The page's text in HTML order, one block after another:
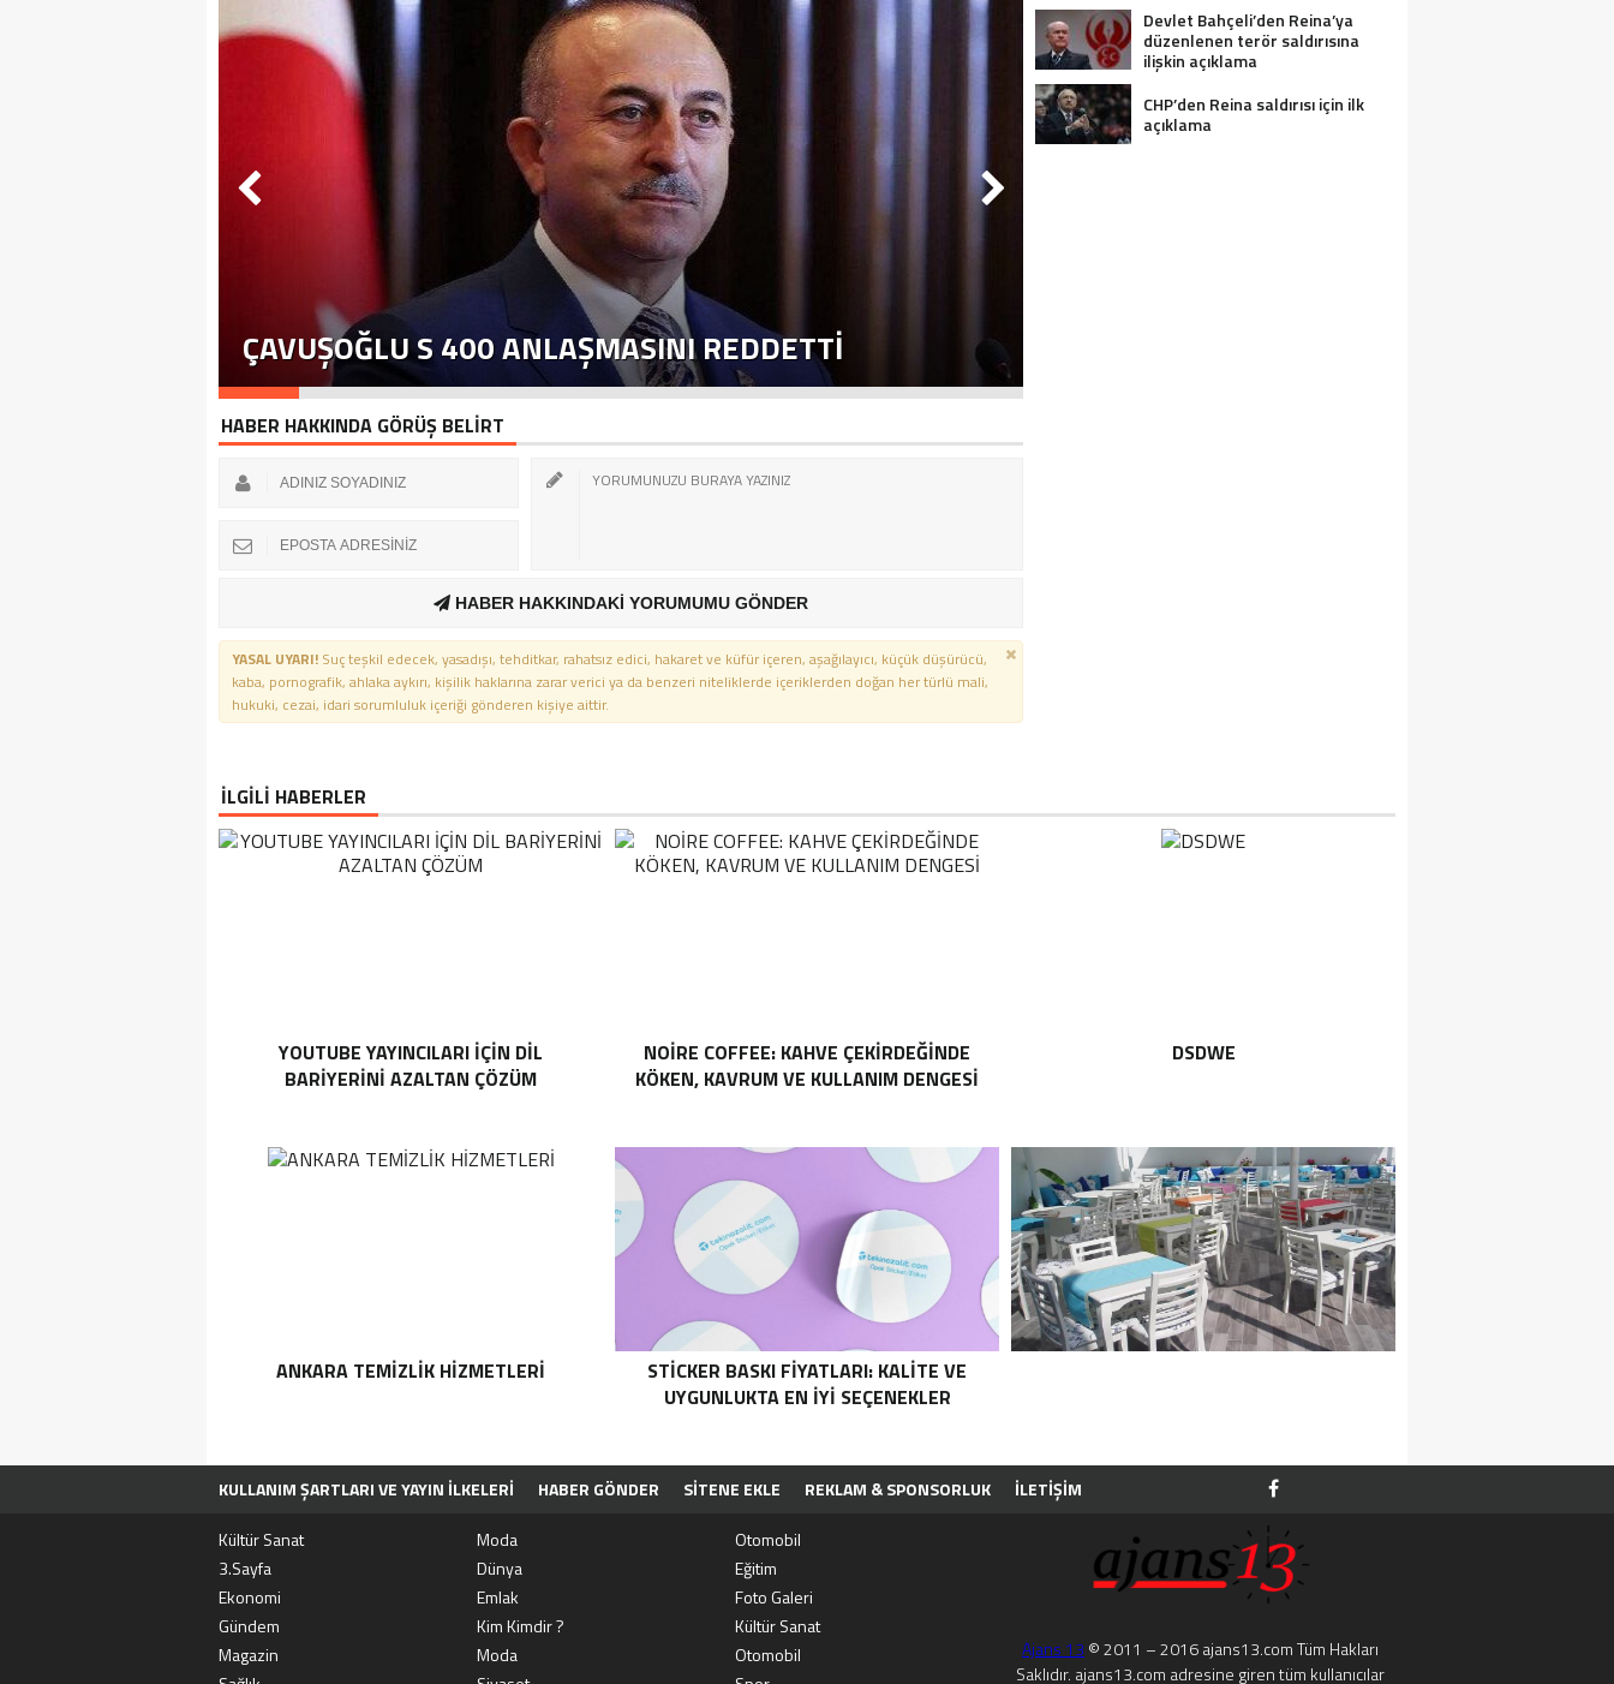
ÇAVUŞOĞLU S 400 ANLAŞMASINI REDDETTI
HABER HAKKINDA GÖRÜŞ BELİRT
HABER HAKKINDAKİ YORUMUMU GÖNDER
YASAL UYARI! Suç teşkil edecek, yasadışı, tehditkar, rahatsız edici, hakaret ve küfür içeren, aşağılayıcı, küçük düşürücü,
kaba, pornografik, ahlaka aykırı, kişilik haklarına zarar verici ya da benzeri niteliklerde içeriklerden doğan her türlü mali,
hukuki, cezai, idari sorumluluk içeriği gönderen kişiye aittir.
Devlet Bahçeli’den Reina’ya
düzenlenen terör saldırısına
ilişkin açıklama
CHP’den Reina saldırısı için ilk
açıklama
İLGİLİ HABERLER
YOUTUBE YAYINCILARI IÇIN DIL
BARIYERINI AZALTAN ÇÖZÜM
NOIRE COFFEE: KAHVE ÇEKIRDEĞINDE
KÖKEN, KAVRUM VE KULLANIM DENGESI
DSDWE
ANKARA TEMIZLIK HIZMETLERI
STICKER BASKI FIYATLARI: KALITE VE
UYGUNLUKTA EN İYI SEÇENEKLER
KULLANIM ŞARTLARI VE YAYIN İLKELERI HABER GÖNDER SİTENE EKLE REKLAM & SPONSORLUK
İLETIŞIM
TÜM MANŞET HABERLERI
MOVIEBOX APP
Kültür Sanat Moda
Otomobil
3.Sayfa
Dünya
Eğitim
Ekonomi
Emlak
Foto Galeri
Gündem
Kim Kimdir ?
Kültür Sanat
Magazin
Moda
Otomobil
Ajans 13 © 2011 – 2016 ajans13.com Tüm Hakları
Saklıdır. ajans13.com adresine giren tüm kullanıcılar